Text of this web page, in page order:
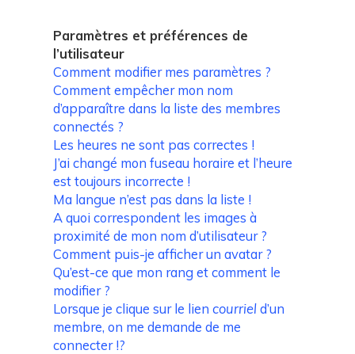
Paramètres et préférences de
l’utilisateur
Comment modifier mes paramètres ?
Comment empêcher mon nom
d’apparaître dans la liste des membres
connectés ?
Les heures ne sont pas correctes !
J’ai changé mon fuseau horaire et l’heure
est toujours incorrecte !
Ma langue n’est pas dans la liste !
A quoi correspondent les images à
proximité de mon nom d’utilisateur ?
Comment puis-je afficher un avatar ?
Qu’est-ce que mon rang et comment le
modifier ?
Lorsque je clique sur le liencourrield’un
membre, on me demande de me
connecter !?